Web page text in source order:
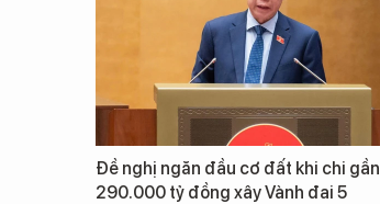
Đề nghị ngăn đầu cơ đất khi chi gần
290.000 tỷ đồng xây Vành đai 5